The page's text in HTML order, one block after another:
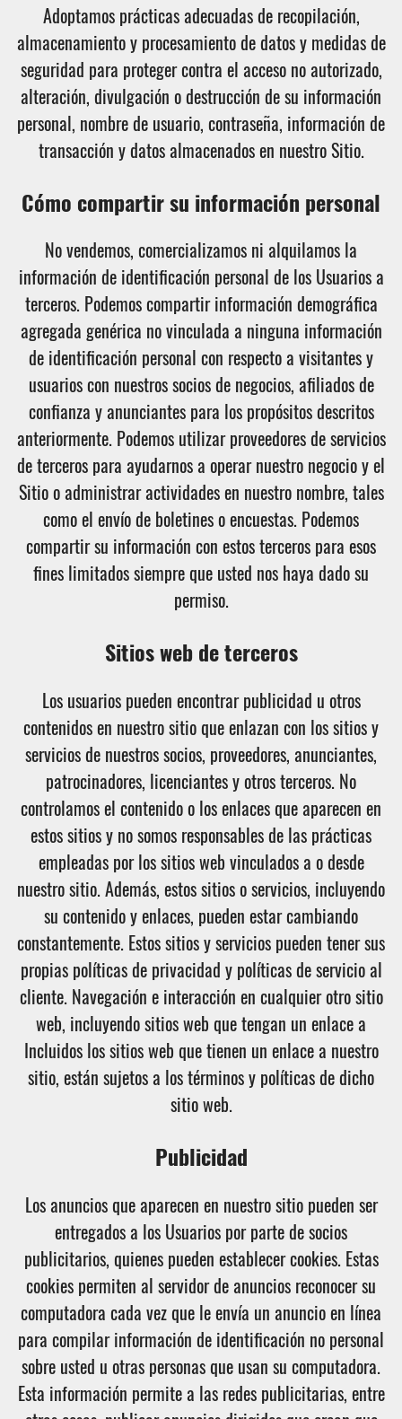
Adoptamos prácticas adecuadas de recopilación,
almacenamiento y procesamiento de datos y medidas de
seguridad para proteger contra el acceso no autorizado,
alteración, divulgación o destrucción de su información
personal, nombre de usuario, contraseña, información de
transacción y datos almacenados en nuestro Sitio.
Cómo compartir su información personal
No vendemos, comercializamos ni alquilamos la
información de identificación personal de los Usuarios a
terceros. Podemos compartir información demográfica
agregada genérica no vinculada a ninguna información
de identificación personal con respecto a visitantes y
usuarios con nuestros socios de negocios, afiliados de
confianza y anunciantes para los propósitos descritos
anteriormente. Podemos utilizar proveedores de servicios
de terceros para ayudarnos a operar nuestro negocio y el
Sitio o administrar actividades en nuestro nombre, tales
como el envío de boletines o encuestas. Podemos
compartir su información con estos terceros para esos
fines limitados siempre que usted nos haya dado su
permiso.
Sitios web de terceros
Los usuarios pueden encontrar publicidad u otros
contenidos en nuestro sitio que enlazan con los sitios y
servicios de nuestros socios, proveedores, anunciantes,
patrocinadores, licenciantes y otros terceros. No
controlamos el contenido o los enlaces que aparecen en
estos sitios y no somos responsables de las prácticas
empleadas por los sitios web vinculados a o desde
nuestro sitio. Además, estos sitios o servicios, incluyendo
su contenido y enlaces, pueden estar cambiando
constantemente. Estos sitios y servicios pueden tener sus
propias políticas de privacidad y políticas de servicio al
cliente. Navegación e interacción en cualquier otro sitio
web, incluyendo sitios web que tengan un enlace a
Incluidos los sitios web que tienen un enlace a nuestro
sitio, están sujetos a los términos y políticas de dicho
sitio web.
Publicidad
Los anuncios que aparecen en nuestro sitio pueden ser
entregados a los Usuarios por parte de socios
publicitarios, quienes pueden establecer cookies. Estas
cookies permiten al servidor de anuncios reconocer su
computadora cada vez que le envía un anuncio en línea
para compilar información de identificación no personal
sobre usted u otras personas que usan su computadora.
Esta información permite a las redes publicitarias, entre